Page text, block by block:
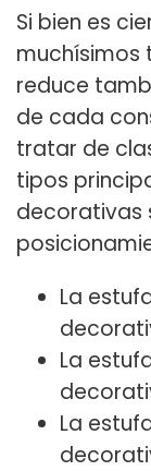
Si bien es
muchísimos
reduce
de cada
tratar de
tipos
decorativas
La
La
La